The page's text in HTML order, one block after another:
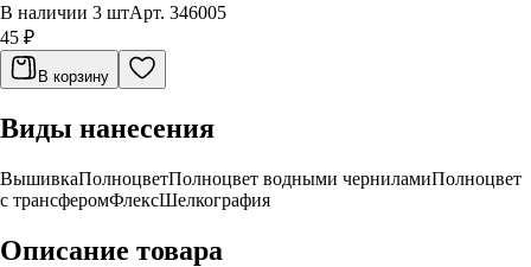
В наличии 3 штАрт. 346005
45 ₽
В корзину
Виды нанесения
ВышивкаПолноцветПолноцвет водными черниламиПолноцвет
с трансферомФлексШелкография
Описание товара